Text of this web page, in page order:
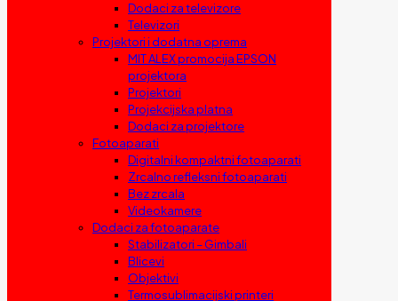
Dodaci za televizore
Televizori
Projektori i dodatna oprema
MIT ALEX promocija EPSON
projektora
Projektori
Projekcijska platna
Dodaci za projektore
Fotoaparati
Digitalni kompaktni fotoaparati
Zrcalno refleksni fotoaparati
Bez zrcala
Videokamere
Dodaci za fotoaparate
Stabilizatori – Gimbali
Blicevi
Objektivi
Termosublimacijski printeri